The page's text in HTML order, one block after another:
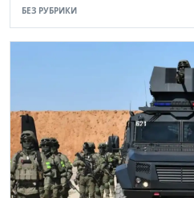
БЕЗ РУБРИКИ